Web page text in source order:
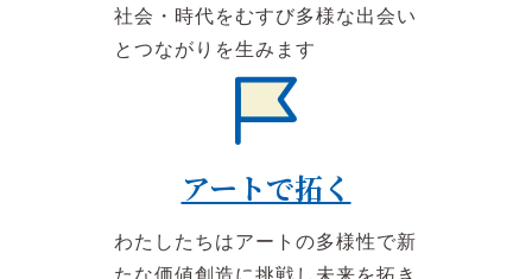
社会・時代をむすび多様な出会い
とつながりを生みます
アートで拓く
わたしたちはアートの多様性で新